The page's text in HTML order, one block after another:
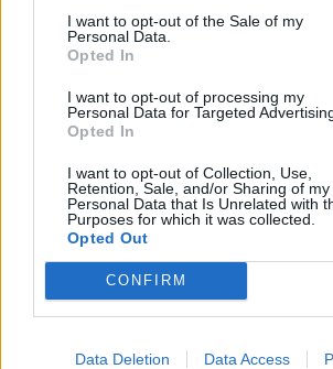
I want to opt-out of the Sale of my
Personal Data.
Opted In
I want to opt-out of processing my
Personal Data for Targeted
Opted In
I want to opt-out of Collection, Use,
Retention, Sale, and/or Sharing of my
Personal Data that Is Unrelated with
Purposes for which it was collected.
Opted Out
CONFIRM
Data Deletion Data Access
Induljon a gasztrokaland!